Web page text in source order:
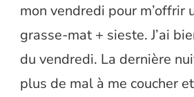
mon vendredi pour m’offrir
grasse-mat + sieste. J’ai
du vendredi. La dernière
plus de mal à me coucher